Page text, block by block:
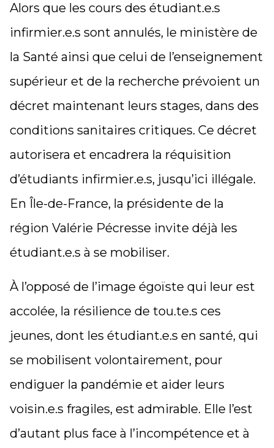
Alors que les cours des étudiant.e.s
infirmier.e.s sont annulés, le ministère de
la Santé ainsi que celui de l’enseignement
supérieur et de la recherche prévoient un
décret maintenant leurs stages, dans des
conditions sanitaires critiques. Ce décret
autorisera et encadrera la réquisition
d’étudiants infirmier.e.s, jusqu’ici illégale.
En Île-de-France, la présidente de la
région Valérie Pécresse invite déjà les
étudiant.e.s à se mobiliser.
À l’opposé de l’image égoïste qui leur est
accolée, la résilience de tou.te.s ces
jeunes, dont les étudiant.e.s en santé, qui
se mobilisent volontairement, pour
endiguer la pandémie et aider leurs
voisin.e.s fragiles, est admirable. Elle l’est
d’autant plus face à l’incompétence et à